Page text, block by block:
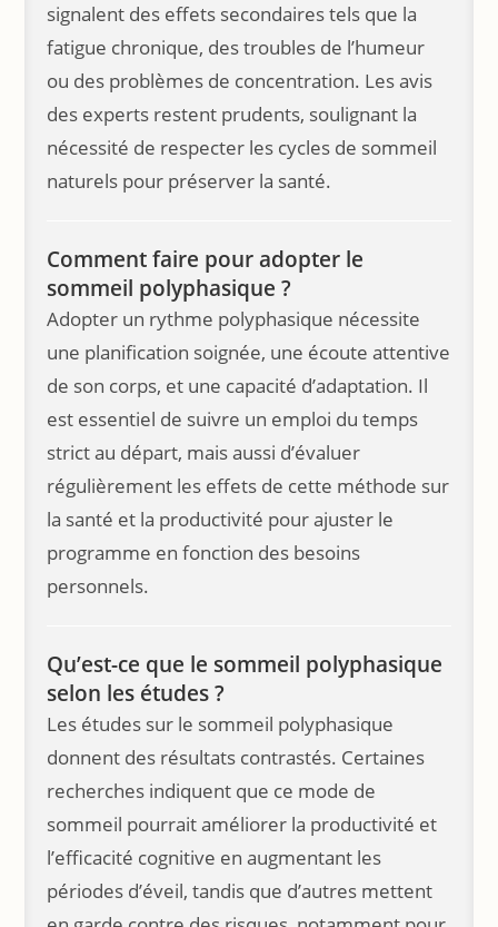
signalent des effets secondaires tels que la
fatigue chronique, des troubles de l’humeur
ou des problèmes de concentration. Les avis
des experts restent prudents, soulignant la
nécessité de respecter les cycles de sommeil
naturels pour préserver la santé.
Comment faire pour adopter le
sommeil polyphasique ?
Adopter un rythme polyphasique nécessite
une planification soignée, une écoute attentive
de son corps, et une capacité d’adaptation. Il
est essentiel de suivre un emploi du temps
strict au départ, mais aussi d’évaluer
régulièrement les effets de cette méthode sur
la santé et la productivité pour ajuster le
programme en fonction des besoins
personnels.
Qu’est-ce que le sommeil polyphasique
selon les études ?
Les études sur le sommeil polyphasique
donnent des résultats contrastés. Certaines
recherches indiquent que ce mode de
sommeil pourrait améliorer la productivité et
l’efficacité cognitive en augmentant les
périodes d’éveil, tandis que d’autres mettent